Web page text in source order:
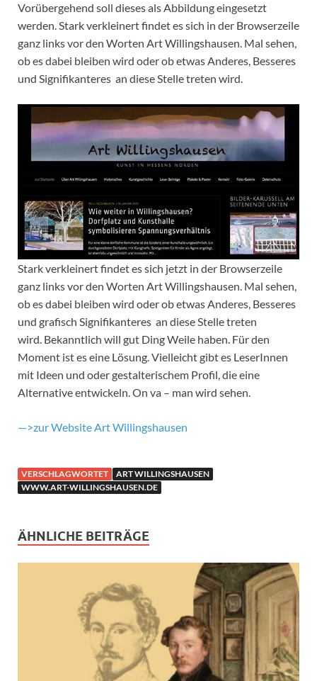
Vorübergehend soll dieses als Abbildung eingesetzt
werden. Stark verkleinert findet es sich in der Browserzeile
ganz links vor den Worten Art Willingshausen. Mal sehen,
ob es dabei bleiben wird oder ob etwas Anderes, Besseres
und Signifikanteres an diese Stelle treten wird.
Stark verkleinert findet es sich jetzt in der Browserzeile
ganz links vor den Worten Art Willingshausen. Mal sehen,
ob es dabei bleiben wird oder ob etwas Anderes, Besseres
und grafisch Signifikanteres an diese Stelle treten
wird. Bekanntlich will gut Ding Weile haben. Für den
Moment ist es eine Lösung. Vielleicht gibt es LeserInnen
mit Ideen und oder gestalterischem Profil, die eine
Alternative entwickeln. On va – man wird sehen.
—>zur Website Art Willingshausen
VERSCHLAGWORTET
ART WILLINGSHAUSEN
WWW.ART-WILLINGSHAUSEN.DE
ÄHNLICHE BEITRÄGE